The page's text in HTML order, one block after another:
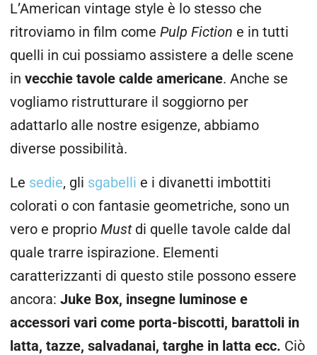
L’American vintage style è lo stesso che
ritroviamo in film come Pulp Fiction e in tutti
quelli in cui possiamo assistere a delle scene
in vecchie tavole calde americane. Anche se
vogliamo ristrutturare il soggiorno per
adattarlo alle nostre esigenze, abbiamo
diverse possibilità.
Le sedie, gli sgabelli e i divanetti imbottiti
colorati o con fantasie geometriche, sono un
vero e proprio Mustdi quelle tavole calde dal
quale trarre ispirazione. Elementi
caratterizzanti di questo stile possono essere
ancora: Juke Box, insegne luminose e
accessori vari come porta-biscotti, barattoli in
latta, tazze, salvadanai, targhe in latta ecc. Ciò